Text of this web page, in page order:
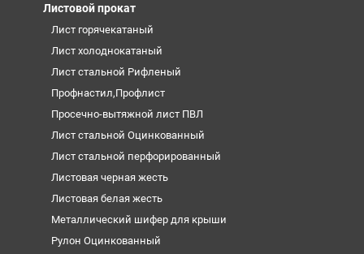
Листовой прокат
Лист горячекатаный
Лист холоднокатаный
Лист стальной Рифленый
Профнастил,Профлист
Просечно-вытяжной лист ПВЛ
Лист стальной Оцинкованный
Лист стальной перфорированный
Листовая черная жесть
Листовая белая жесть
Металлический шифер для крыши
Рулон Оцинкованный